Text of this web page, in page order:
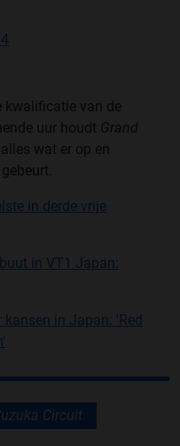
kwalificatie van de
uur houdt Grand
wat er op en
in derde vrije
in VT1 Japan:
kansen in Japan: 'Red
Circuit